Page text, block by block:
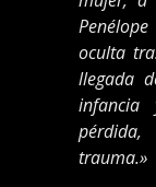
oculta
llegada
trauma.»